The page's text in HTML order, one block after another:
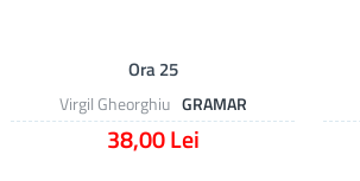
Virgil Gheorghiu GRAMAR
Ora 25
38,00 Lei